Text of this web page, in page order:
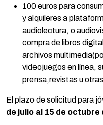
100 euros para
y alquileres a
audiolectura, o
compra de libros
archivos
videojuegos en línea,
prensa,revistas u
El plazo de solicitud para
de julio al 15 de octubre